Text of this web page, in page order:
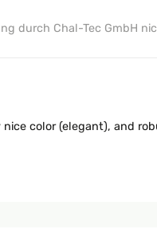
durch Chal-Tec GmbH
nice color (elegant), and